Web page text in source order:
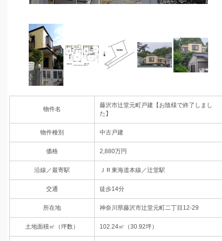
物件名
藤沢市辻堂元町戸建【お陰様で終了しまし
た】
物件種別 中古戸建
価格 2,880万円
沿線／最寄駅 ＪＲ東海道本線／辻堂駅
交通 徒歩14分
所在地 神奈川県藤沢市辻堂元町二丁目12-29
土地面積㎡（坪数） 102.24㎡（30.92坪）